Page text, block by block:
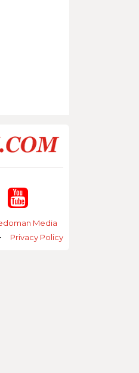
Media
Privacy Policy